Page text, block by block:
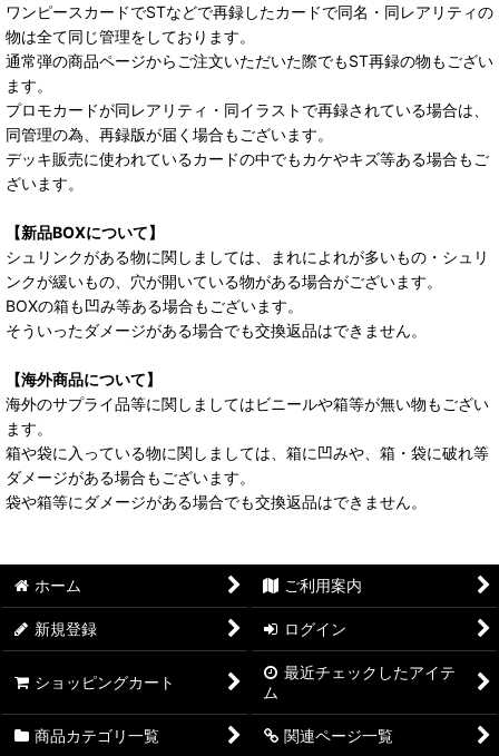
ワンピースカードでSTなどで再録したカードで同名・同レアリティの
物は全て同じ管理をしております。
通常弾の商品ページからご注文いただいた際でもST再録の物もござい
ます。
プロモカードが同レアリティ・同イラストで再録されている場合は、
同管理の為、再録版が届く場合もございます。
デッキ販売に使われているカードの中でもカケやキズ等ある場合もご
ざいます。
【新品BOXについて】
シュリンクがある物に関しましては、まれによれが多いもの・シュリ
ンクが緩いもの、穴が開いている物がある場合がございます。
BOXの箱も凹み等ある場合もございます。
そういったダメージがある場合でも交換返品はできません。
【海外商品について】
海外のサプライ品等に関しましてはビニールや箱等が無い物もござい
ます。
箱や袋に入っている物に関しましては、箱に凹みや、箱・袋に破れ等
ダメージがある場合もございます。
袋や箱等にダメージがある場合でも交換返品はできません。
ホーム ご利用案内
新規登録 ログイン
ショッピングカート
最近チェックしたアイテ
ム
商品カテゴリ一覧 関連ページ一覧